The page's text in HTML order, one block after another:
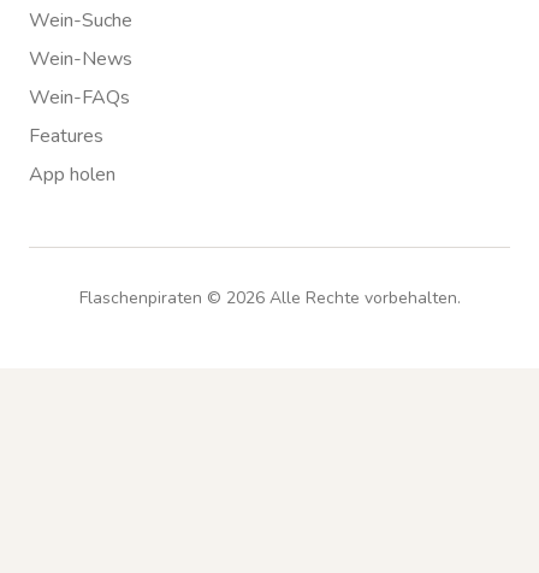
Wein-Suche
Wein-News
Wein-FAQs
Features
App holen
Flaschenpiraten © 2026Alle Rechte vorbehalten.